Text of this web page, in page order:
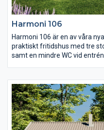
Harmoni 106
Harmoni 106 är en av våra
praktiskt fritidshus med tre
samt en mindre WC vid
uteplatsen i vinkel som är
kvällar på utan att oroa sig för